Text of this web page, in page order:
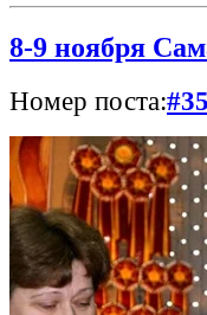
8-9 ноября
Номер поста:#35